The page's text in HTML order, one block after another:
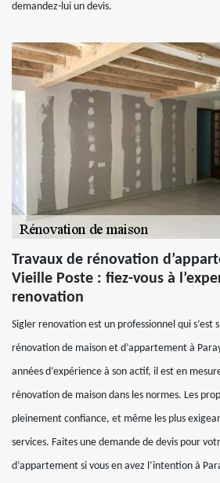
demandez-lui un devis.
Travaux de rénovation
Vieille Poste : fiez-vous à
renovation
Sigler renovation est un professionnel qui s’est
rénovation de maison et d’appartement à
années d’expérience à son actif, il est en
rénovation de maison dans les normes. Les
pleinement confiance, et même les plus
services. Faites une demande de devis pour
d’appartement si vous en avez l’intention à